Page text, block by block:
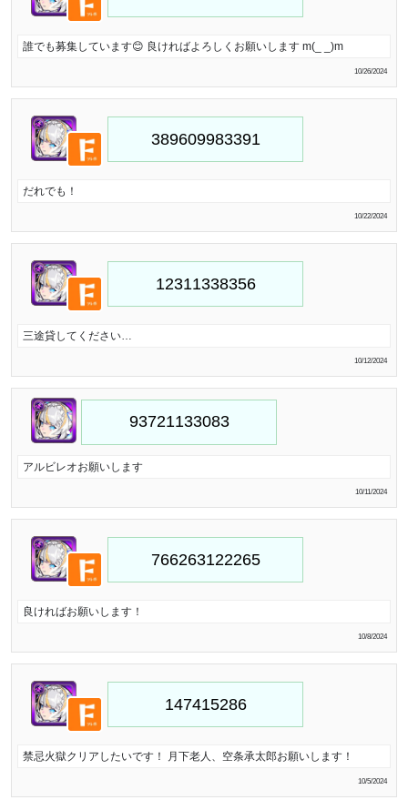
誰でも募集しています😊 良ければよろしくお願いします m(_ _)m
10/26/2024
だれでも！
10/22/2024
三途貸してください…
10/12/2024
アルビレオお願いします
10/11/2024
良ければお願いします！
10/8/2024
禁忌火獄クリアしたいです！ 月下老人、空条承太郎お願いします！
10/5/2024